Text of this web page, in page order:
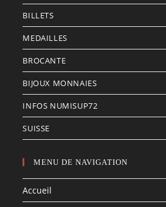
BILLETS
MEDAILLES
BROCANTE
BIJOUX MONNAIES
INFOS NUMISUP72
SUISSE
MENU DE NAVIGATION
Accueil